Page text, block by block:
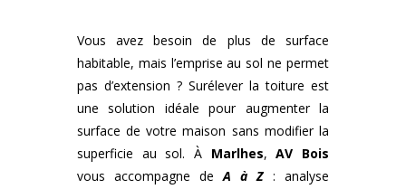
Vous avez besoin de plus de surface
habitable, mais l’emprise au sol ne permet
pas d’extension ? Surélever la toiture est
une solution idéale pour augmenter la
surface de votre maison sans modifier la
superficie au sol. À Marlhes,AV Bois
vous accompagne deA à Z: analyse